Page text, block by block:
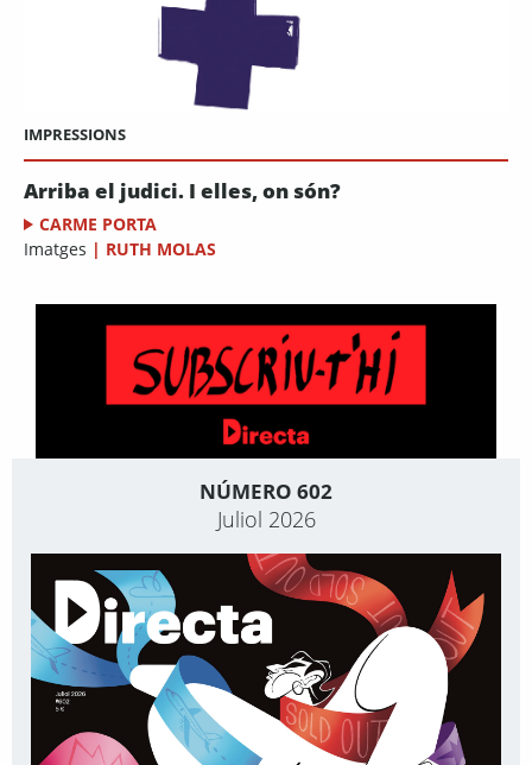
IMPRESSIONS
Arriba el judici. I elles, on són?
CARME PORTA
Imatges | RUTH MOLAS
NÚMERO 602
Juliol 2026